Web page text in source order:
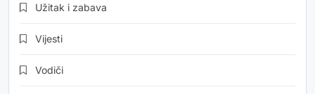
Užitak i zabava
Vijesti
Vodiči